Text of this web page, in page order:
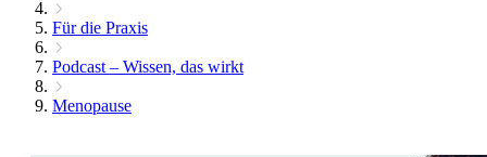
Für die Praxis
Podcast – Wissen, das wirkt
Menopause